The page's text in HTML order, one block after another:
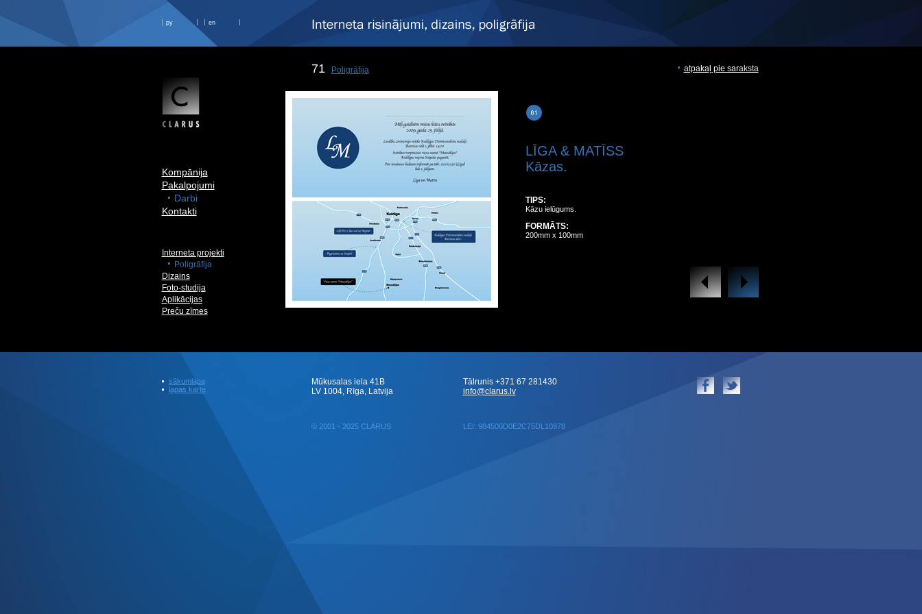
ру en
Kompānija
Pakalpojumi
Darbi
Kontakti
Interneta projekti
Poligrāfija
Dizains
Foto-studija
Aplikācijas
Preču zīmes
71 Poligrāfija atpakaļ pie saraksta
LĪGA & MATĪSS
Kāzas.
TIPS:
Kāzu ielūgums.
FORMĀTS:
200mm x 100mm
sākumlapa
lapas karte
Mūkusalas iela 41B
LV 1004, Rīga, Latvija
© 2001 - 2025 CLARUS LEI: 984500D0E2C75DL10878
Tālrunis +371 67 281430
info@clarus.lv